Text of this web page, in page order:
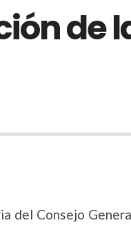
de
del Consejo